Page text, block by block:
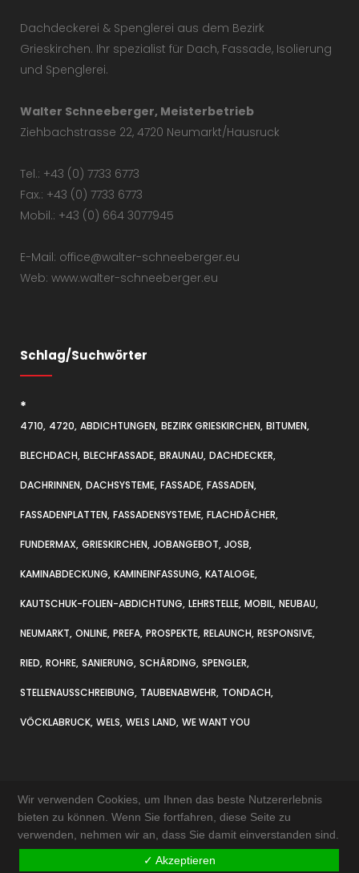
Dachdeckerei & Spenglerei aus dem Bezirk
Grieskirchen. Ihr spezialist für Dach, Fassade, Isolierung
und Spenglerei.
Walter Schneeberger, Meisterbetrieb
Ziehbachstrasse 22, 4720 Neumarkt/Hausruck
Tel.: +43 (0) 7733 6773
Fax.: +43 (0) 7733 6773
Mobil.: +43 (0) 664 3077945
E-Mail: office@walter-schneeberger.eu
Web: www.walter-schneeberger.eu
Schlag/Suchwörter
*
4710 4720 ABDICHTUNGEN BEZIRK GRIESKIRCHEN BITUMEN
BLECHDACH BLECHFASSADE BRAUNAU DACHDECKER
DACHRINNEN DACHSYSTEME FASSADE FASSADEN
FASSADENPLATTEN FASSADENSYSTEME FLACHDÄCHER
FUNDERMAX GRIESKIRCHEN JOBANGEBOT JOSB
KAMINABDECKUNG KAMINEINFASSUNG KATALOGE
KAUTSCHUK-FOLIEN-ABDICHTUNG LEHRSTELLE MOBIL NEUBAU
NEUMARKT ONLINE PREFA PROSPEKTE RELAUNCH RESPONSIVE
RIED ROHRE SANIERUNG SCHÄRDING SPENGLER
STELLENAUSSCHREIBUNG TAUBENABWEHR TONDACH
VÖCKLABRUCK WELS WELS LAND WE WANT YOU
KONTAKT & ANFAHRT
Wir verwenden Cookies, um Ihnen das beste Nutzererlebnis
bieten zu können. Wenn Sie fortfahren, diese Seite zu
verwenden, nehmen wir an, dass Sie damit einverstanden sind.
✓ Akzeptieren